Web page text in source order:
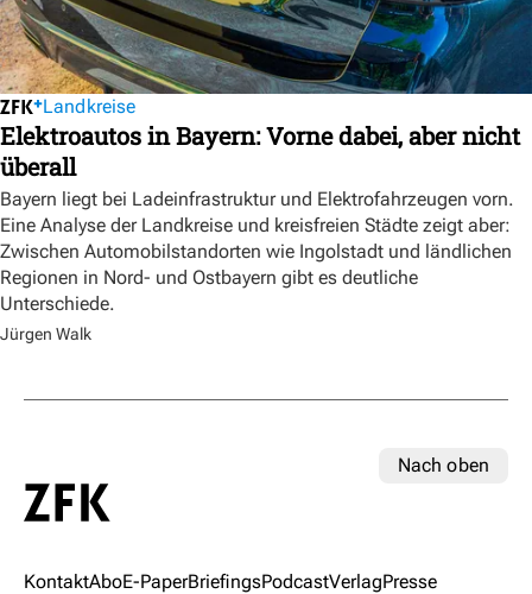
Landkreise
Elektroautos in Bayern: Vorne dabei, aber nicht
überall
Bayern liegt bei Ladeinfrastruktur und Elektrofahrzeugen vorn.
Eine Analyse der Landkreise und kreisfreien Städte zeigt aber:
Zwischen Automobilstandorten wie Ingolstadt und ländlichen
Regionen in Nord- und Ostbayern gibt es deutliche
Unterschiede.
Jürgen Walk
Nach oben
KontaktAboE-PaperBriefingsPodcastVerlagPresse